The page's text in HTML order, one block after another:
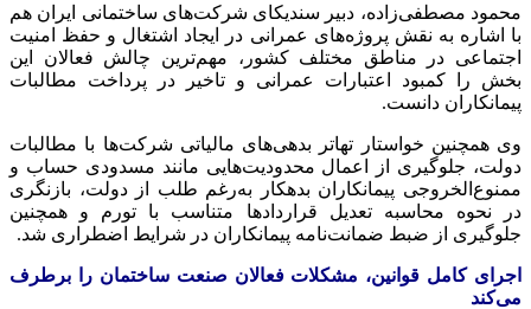
محمود مصطفی‌زاده، دبیر سندیکای شرکت‌های ساختمانی ایران هم
با اشاره به نقش پروژه‌های عمرانی در ایجاد اشتغال و حفظ امنیت
اجتماعی در مناطق مختلف کشور، مهم‌ترین چالش فعالان این
بخش را کمبود اعتبارات عمرانی و تاخیر در پرداخت مطالبات
پیمانکاران دانست.
وی همچنین خواستار تهاتر بدهی‌های مالیاتی شرکت‌ها با مطالبات
دولت، جلوگیری از اعمال محدودیت‌هایی مانند مسدودی حساب و
ممنوع‌الخروجی پیمانکاران بدهکار به‌رغم طلب از دولت، بازنگری
در نحوه محاسبه تعدیل قراردادها متناسب با تورم و همچنین
جلوگیری از ضبط ضمانت‌نامه پیمانکاران در شرایط اضطراری شد.
اجرای کامل قوانین، مشکلات فعالان صنعت ساختمان را برطرف
می‌کند